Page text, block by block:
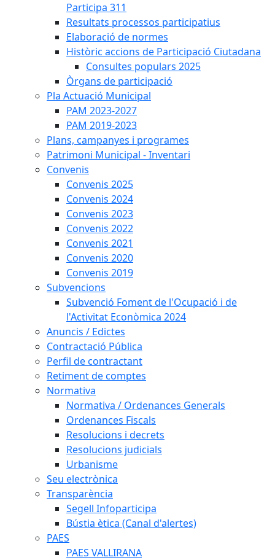
Participa 311
Resultats processos participatius
Elaboració de normes
Històric accions de Participació Ciutadana
Consultes populars 2025
Òrgans de participació
Pla Actuació Municipal
PAM 2023-2027
PAM 2019-2023
Plans, campanyes i programes
Patrimoni Municipal - Inventari
Convenis
Convenis 2025
Convenis 2024
Convenis 2023
Convenis 2022
Convenis 2021
Convenis 2020
Convenis 2019
Subvencions
Subvenció Foment de l'Ocupació i de
l'Activitat Econòmica 2024
Anuncis / Edictes
Contractació Pública
Perfil de contractant
Retiment de comptes
Normativa
Normativa / Ordenances Generals
Ordenances Fiscals
Resolucions i decrets
Resolucions judicials
Urbanisme
Seu electrònica
Transparència
Segell Infoparticipa
Bústia ètica (Canal d'alertes)
PAES
PAES VALLIRANA